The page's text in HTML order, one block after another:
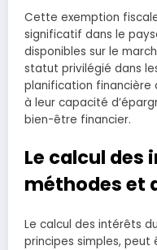
Cette exemption
significatif dans le
disponibles sur le
statut privilégié dans
planification financière
à leur capacité
bien-être financier.
Le calcul des
méthodes et
Le calcul des intérêts
principes simples,